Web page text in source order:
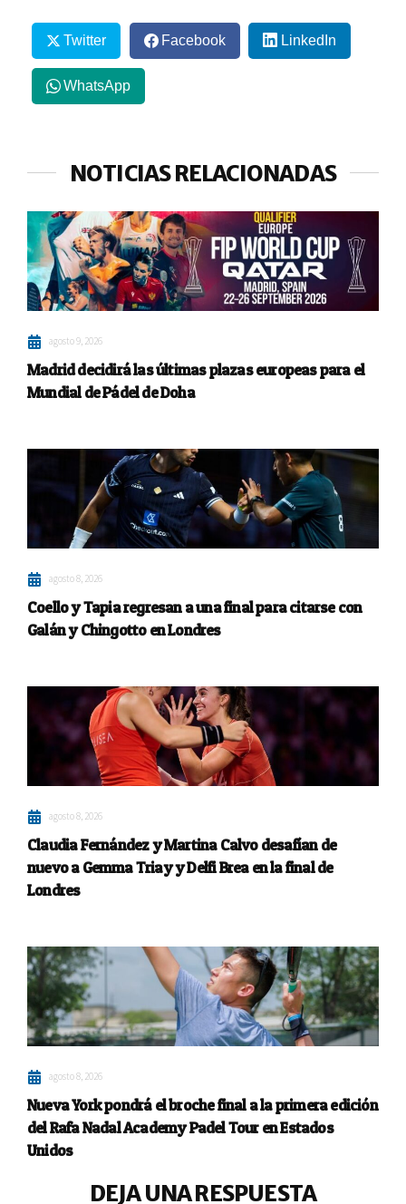
Twitter Facebook LinkedIn
WhatsApp
NOTICIAS RELACIONADAS
agosto 9, 2026
Madrid decidirá las últimas plazas europeas para el
Mundial de Pádel de Doha
agosto 8, 2026
Coello y Tapia regresan a una final para citarse con
Galán y Chingotto en Londres
agosto 8, 2026
Claudia Fernández y Martina Calvo desafían de
nuevo a Gemma Triay y Delfi Brea en la final de
Londres
agosto 8, 2026
Nueva York pondrá el broche final a la primera edición
del Rafa Nadal Academy Padel Tour en Estados
Unidos
DEJA UNA RESPUESTA